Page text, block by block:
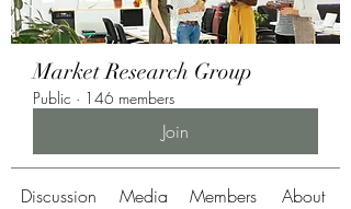
Market Research Group
Public · 146 members
Join
Discussion Media Members About